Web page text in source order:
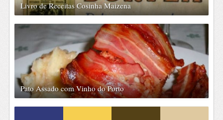
Livro de Receitas Cosinha Maizena
Pato Assado com Vinho do Porto